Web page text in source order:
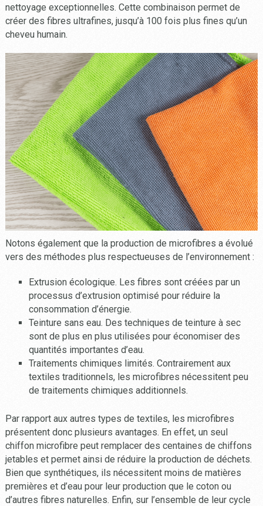
nettoyage exceptionnelles. Cette combinaison permet de
créer des fibres ultrafines, jusqu’à 100 fois plus fines qu’un
cheveu humain.
Notons également que la production de microfibres a évolué
vers des méthodes plus respectueuses de l’environnement :
Extrusion écologique. Les fibres sont créées par un
processus d’extrusion optimisé pour réduire la
consommation d’énergie.
Teinture sans eau. Des techniques de teinture à sec
sont de plus en plus utilisées pour économiser des
quantités importantes d’eau.
Traitements chimiques limités. Contrairement aux
textiles traditionnels, les microfibres nécessitent peu
de traitements chimiques additionnels.
Par rapport aux autres types de textiles, les microfibres
présentent donc plusieurs avantages. En effet, un seul
chiffon microfibre peut remplacer des centaines de chiffons
jetables et permet ainsi de réduire la production de déchets.
Bien que synthétiques, ils nécessitent moins de matières
premières et d’eau pour leur production que le coton ou
d’autres fibres naturelles. Enfin, sur l’ensemble de leur cycle